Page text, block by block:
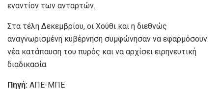
εναντίον των ανταρτών.
Στα τέλη Δεκεμβρίου, οι Χούθι και η διεθνώς
αναγνωρισμένη κυβέρνηση συμφώνησαν να εφαρμόσουν
νέα κατάπαυση του πυρός και να αρχίσει ειρηνευτική
διαδικασία.
Πηγή: ΑΠΕ-ΜΠΕ